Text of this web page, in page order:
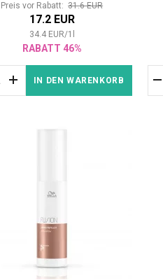
Preis vor Rabatt:31.6 EUR
17.2 EUR
34.4 EUR/1
RABATT 46%
IN DEN WARENKORB